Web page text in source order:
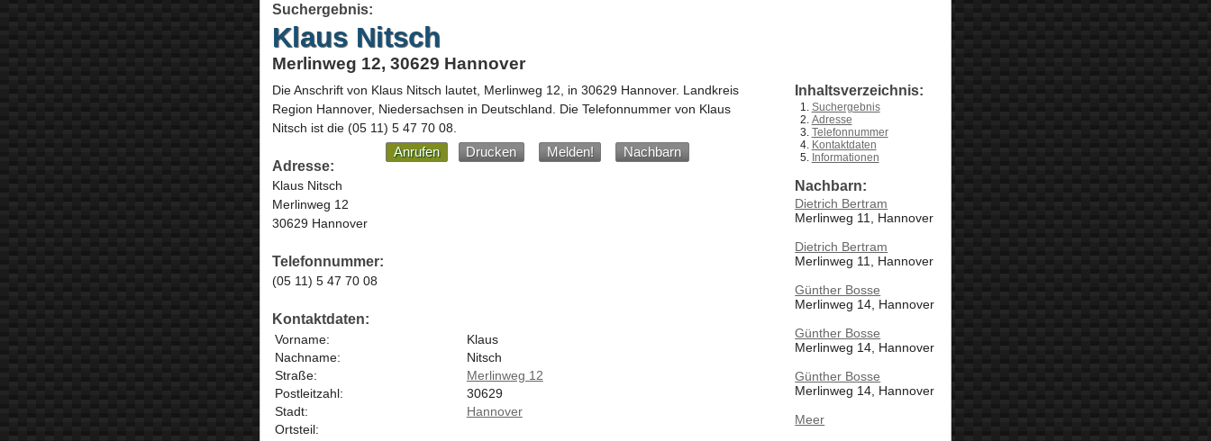
Suchergebnis:
Klaus Nitsch
Merlinweg 12, 30629 Hannover
Die Anschrift von Klaus Nitsch lautet, Merlinweg 12 , in 30629 Hannover. Landkreis
Region Hannover, Niedersachsen in Deutschland
Die Telefonnummer von Klaus
Nitsch ist die (05 11) 5 47 70 08
Anrufen Drucken Melden!
Nachbarn
Adresse:
Klaus Nitsch
Merlinweg 12
30629 Hannover
Telefonnummer:
(05 11) 5 47 70 08
Kontaktdaten:
Vorname:
Klaus
Nachname:
Nitsch
Straße:
Merlinweg 12
Postleitzahl:
30629
Stadt:
Hannover
Ortsteil:
Inhaltsverzeichnis:
Suchergebnis
Adresse
Telefonnummer
Kontaktdaten
Informationen
Nachbarn:
Dietrich Bertram
Merlinweg 11, Hannover
Dietrich Bertram
Merlinweg 11, Hannover
Günther Bosse
Merlinweg 14, Hannover
Günther Bosse
Merlinweg 14, Hannover
Günther Bosse
Merlinweg 14, Hannover
Meer